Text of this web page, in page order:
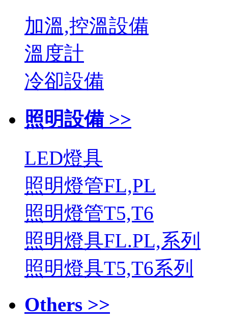
加溫,控溫設備
溫度計
冷卻設備
照明設備 >>
LED燈具
照明燈管FL,PL
照明燈管T5,T6
照明燈具FL.PL,系列
照明燈具T5,T6系列
Others >>